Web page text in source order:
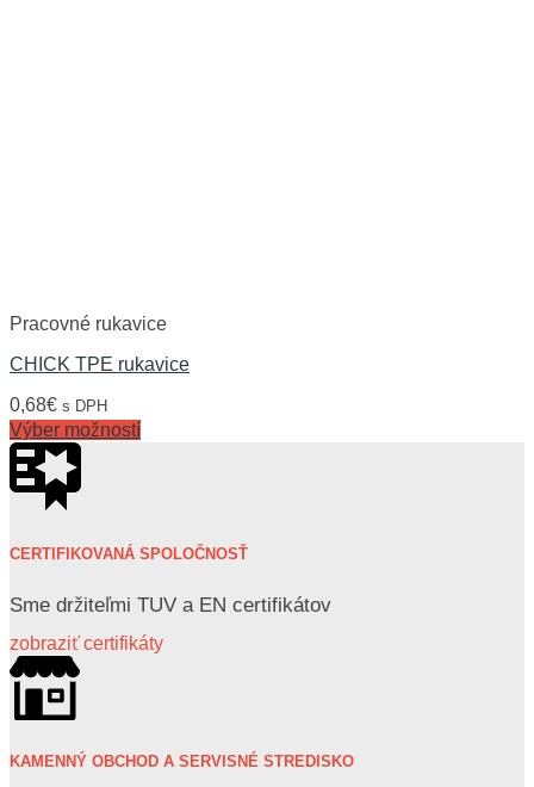
Pracovné rukavice
CHICK TPE rukavice
0,68€ s DPH
Výber možností
CERTIFIKOVANÁ SPOLOČNOSŤ
Sme držiteľmi TUV a EN certifikátov
zobraziť certifikáty
KAMENNÝ OBCHOD A SERVISNÉ STREDISKO